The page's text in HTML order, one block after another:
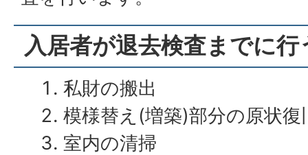
入居者が退去検査までに行
私財の搬出
模様替え(増築)部分の原状復
室内の清掃